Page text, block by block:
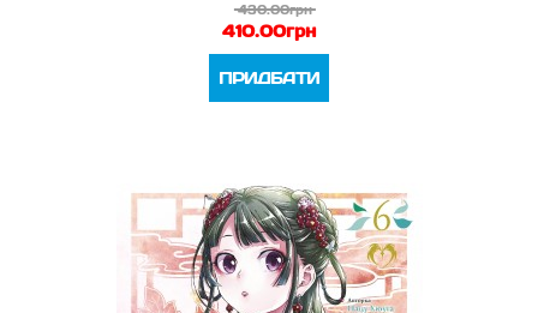
430.00грн
410.00грн
ПРИДБАТИ